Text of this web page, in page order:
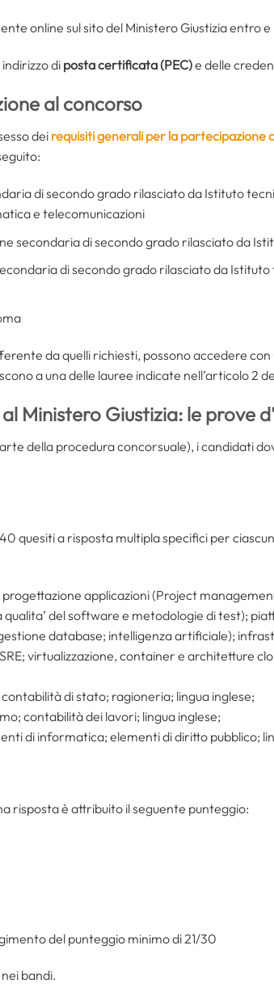
online sul sito del Ministero Giustizia entro
di posta certificata (PEC)e delle
al concorso
dei requisiti generali per la partecipazione
di secondo grado rilasciato da Istituto
e telecomunicazioni
secondaria di secondo grado rilasciato da
di secondo grado rilasciato da
da quelli richiesti, possono accedere
a una delle lauree indicate nell’articolo 2
Ministero Giustizia: le prove
della procedura concorsuale), i candidati
quesiti a risposta multipla specifici per
applicazioni (Project
del software e metodologie di test);
database; intelligenza artificiale);
virtualizzazione, container e architetture
contabilità di stato; ragioneria; lingua inglese;
contabilità dei lavori; lingua inglese;
di informatica; elementi di diritto pubblico;
risposta è attribuito il seguente punteggio:
del punteggio minimo di 21/30
bandi.